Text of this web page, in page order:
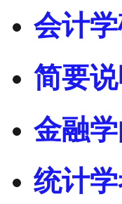
会计
简要
金融
统计